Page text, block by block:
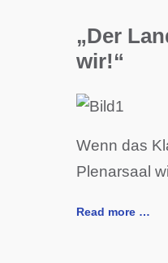
„Der
wir!“
Wenn das
Plenarsaal
Read more …